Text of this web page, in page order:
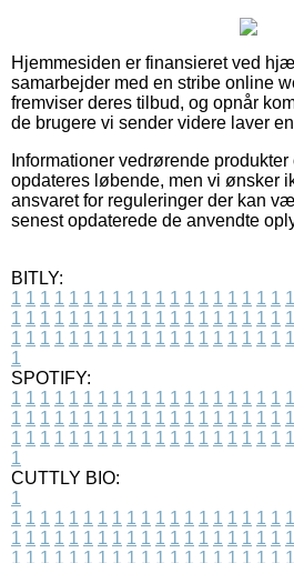
Hjemmesiden er finansieret ved
samarbejder med en stribe online
fremviser deres tilbud, og opnår
de brugere vi sender videre laver
Informationer vedrørende
opdateres løbende, men vi ønsker
ansvaret for reguleringer der kan
senest opdaterede de anvendte
BITLY:
1 1 1 1 1 1 1 1 1 1 1 1 1 1 1 1 1 1 1 1
1 1 1 1 1 1 1 1 1 1 1 1 1 1 1 1 1 1 1 1
1 1 1 1 1 1 1 1 1 1 1 1 1 1 1 1 1 1 1 1
1
SPOTIFY:
1 1 1 1 1 1 1 1 1 1 1 1 1 1 1 1 1 1 1 1
1 1 1 1 1 1 1 1 1 1 1 1 1 1 1 1 1 1 1 1
1 1 1 1 1 1 1 1 1 1 1 1 1 1 1 1 1 1 1 1
1
CUTTLY BIO:
1
1 1 1 1 1 1 1 1 1 1 1 1 1 1 1 1 1 1 1 1
1 1 1 1 1 1 1 1 1 1 1 1 1 1 1 1 1 1 1 1
1 1 1 1 1 1 1 1 1 1 1 1 1 1 1 1 1 1 1 1